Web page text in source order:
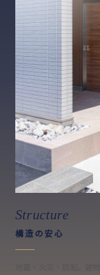
Structure
構造の安心